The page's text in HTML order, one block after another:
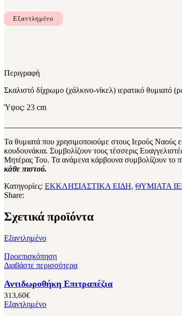
Εξαντλημένο
Περιγραφή
Σκαλιστό δίχρωμο (χάλκινο-νίκελ) ιερατικό θυμιατό
Ύψος: 23 cm
Τα θυμιατά που χρησιμοποιούμε στους Ιερούς Ναούς
κουδουνάκια. Συμβολίζουν τους τέσσερις
Μητέρας Του. Τα ανάμενα κάρβουνα συμβολίζουν το
κάθε πιστού.
Κατηγορίες: ΕΚΚΛΗΣΙΑΣΤΙΚΑ ΕΙΔΗ, ΘΥΜΙΑΤΑ
Share:
Σχετικά προϊόντα
Εξαντλημένο
Προεπισκόπηση
Διαβάστε περισσότερα
Αντιδωροθήκη Επιτραπέζια
313,60€
Εξαντλημένο